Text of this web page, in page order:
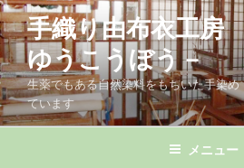
コ
ン
テ
ン
ツ
へ
手織り由布衣工
ゆうこうぼう－
生薬でもある自然染料をもちいた手染
ています
メニュー